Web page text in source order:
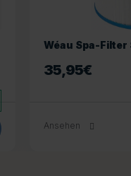
Wéau Spa-Filter
41,95€
Ansehen